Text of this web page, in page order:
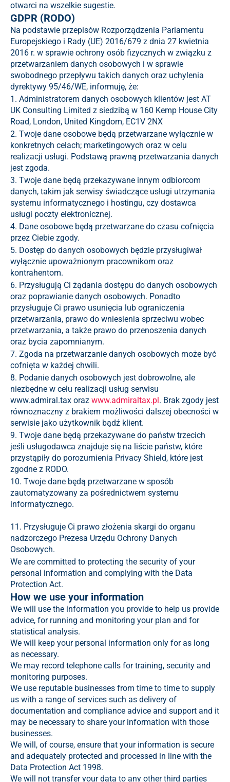
otwarci na wszelkie sugestie.
GDPR (RODO)
Na podstawie przepisów Rozporządzenia Parlamentu
Europejskiego i Rady (UE) 2016/679 z dnia 27 kwietnia
2016 r. w sprawie ochrony osób fizycznych w związku z
przetwarzaniem danych osobowych i w sprawie
swobodnego przepływu takich danych oraz uchylenia
dyrektywy 95/46/WE, informuję, że:
1. Administratorem danych osobowych klientów jest AT
UK Consulting Limited z siedzibą w 160 Kemp House City
Road, London, United Kingdom, EC1V 2NX
2. Twoje dane osobowe będą przetwarzane wyłącznie w
konkretnych celach; marketingowych oraz w celu
realizacji usługi. Podstawą prawną przetwarzania danych
jest zgoda.
3. Twoje dane będą przekazywane innym odbiorcom
danych, takim jak serwisy świadczące usługi utrzymania
systemu informatycznego i hostingu, czy dostawca
usługi poczty elektronicznej.
4. Dane osobowe będą przetwarzane do czasu cofnięcia
przez Ciebie zgody.
5. Dostęp do danych osobowych będzie przysługiwał
wyłącznie upoważnionym pracownikom oraz
kontrahentom.
6. Przysługują Ci żądania dostępu do danych osobowych
oraz poprawianie danych osobowych. Ponadto
przysługuje Ci prawo usunięcia lub ograniczenia
przetwarzania, prawo do wniesienia sprzeciwu wobec
przetwarzania, a także prawo do przenoszenia danych
oraz bycia zapomnianym.
7. Zgoda na przetwarzanie danych osobowych może być
cofnięta w każdej chwili.
8. Podanie danych osobowych jest dobrowolne, ale
niezbędne w celu realizacji usług serwisu
www.admiral.tax oraz www.admiraltax.pl. Brak zgody jest
równoznaczny z brakiem możliwości dalszej obecności w
serwisie jako użytkownik bądź klient.
9. Twoje dane będą przekazywane do państw trzecich
jeśli usługodawca znajduje się na liście państw, które
przystąpiły do porozumienia Privacy Shield, które jest
zgodne z RODO.
10. Twoje dane będą przetwarzane w sposób
zautomatyzowany za pośrednictwem systemu
informatycznego.
11. Przysługuje Ci prawo złożenia skargi do organu
nadzorczego Prezesa Urzędu Ochrony Danych
Osobowych.
We are committed to protecting the security of your
personal information and complying with the Data
Protection Act.
How we use your information
We will use the information you provide to help us provide
advice, for running and monitoring your plan and for
statistical analysis.
We will keep your personal information only for as long
as necessary.
We may record telephone calls for training, security and
monitoring purposes.
We use reputable businesses from time to time to supply
us with a range of services such as delivery of
documentation and compliance advice and support and it
may be necessary to share your information with those
businesses.
We will, of course, ensure that your information is secure
and adequately protected and processed in line with the
Data Protection Act 1998.
We will not transfer your data to any other third parties